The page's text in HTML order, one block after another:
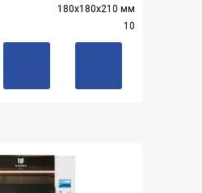
180x180x210 мм
10